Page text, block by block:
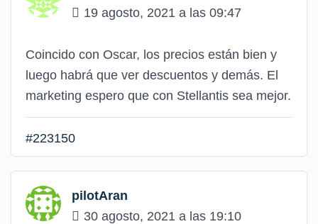
19 agosto, 2021 a las 09:47
Coincido con Oscar, los precios están bien y
luego habrá que ver descuentos y demás. El
marketing espero que con Stellantis sea mejor.
#223150
pilotAran
30 agosto, 2021 a las 19:10